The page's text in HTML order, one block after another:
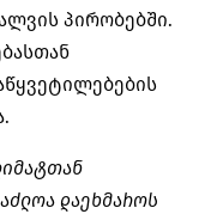
პირობებში.
დაეხმაროს